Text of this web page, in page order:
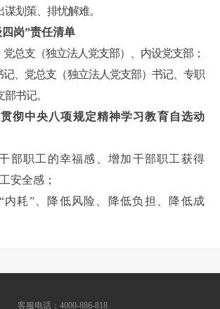
划策、排忧解难。
岗”责任清单
党总支（独立法人党支部）、内设党支部；
记、党总支（独立法人党支部）书记、专职
书记。
贯彻中央八项规定精神学习教育自选动
部职工的幸福感、增加干部职工获得
安全感；
内耗”、降低风险、降低负担、降低成
客服电话：4000-886-818